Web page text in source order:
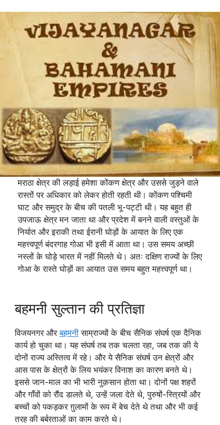
मराठा क्षेत्र की लड़ाई हमेशा कोंकण क्षेत्र और उससे जुड़ने वाले
रास्तों पर अधिकार को लेकर होती रहती थी। कोंकण पश्चिमी
घाट और समुद्र के बीच की पतली भू-पट्टी थी। यह बहुत ही
उपजाऊ क्षेत्र मन जाता था और प्रदेश में बनने वाली वस्तुओं के
निर्यात और इराकी तथा ईरानी घोड़ों के आयात के लिए एक
महत्त्वपूर्ण बंदरगाह गोआ भी इसी में आता था। उस समय अच्छी
नस्लों के घोड़े भारत में नहीं मिलते थे। अतः दक्षिण राज्यों के लिए
गोआ के रास्ते घोड़ों का आयात उस समय बहुत महत्त्वपूर्ण था।
बहमनी सुल्तान की प्रतिज्ञा
विजयनगर औरबहमनी साम्राज्यों के बीच सैनिक संघर्ष एक दैनिक
कार्य हो चुका था। यह संघर्ष तब तक चलता रहा, जब तक की ये
दोनों राज्य अस्तित्व में रहे। और ये सैनिक संघर्ष उन क्षेत्रों और
आस पास के क्षेत्रों के लिय भयंकर विनाश का कारण बनते थे।
इससे जान-माल का भी भारी नुक़सान होता था। दोनों पक्ष शहरों
और गाँवों को रौंद डालते थे, उन्हें जला देते थे, पुरुषों-स्त्रियों और
बच्चों को पकड़कर ग़ुलामों के रूप में बेच देते थे तथा और भी कई
तरह की बर्बरताओं का काम करते थे।